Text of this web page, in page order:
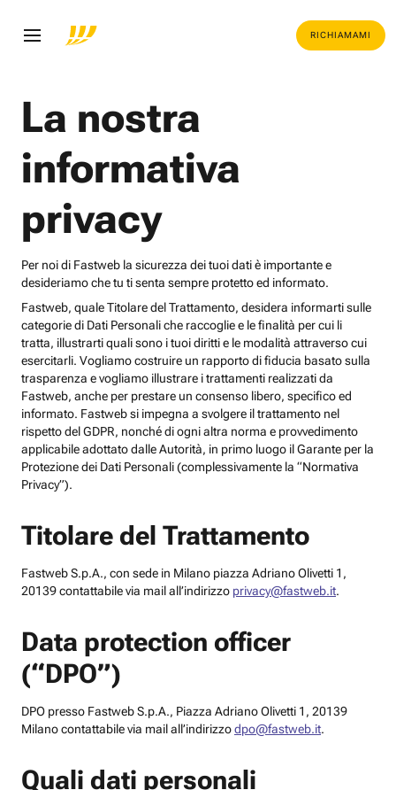
RICHIAMAMI
La nostra
informativa
privacy
Per noi di Fastweb la sicurezza dei tuoi dati è importante e
desideriamo che tu ti senta sempre protetto ed informato.
Fastweb, quale Titolare del Trattamento, desidera informarti sulle
categorie di Dati Personali che raccoglie e le finalità per cui li
tratta, illustrarti quali sono i tuoi diritti e le modalità attraverso cui
esercitarli. Vogliamo costruire un rapporto di fiducia basato sulla
trasparenza e vogliamo illustrare i trattamenti realizzati da
Fastweb, anche per prestare un consenso libero, specifico ed
informato. Fastweb si impegna a svolgere il trattamento nel
rispetto del GDPR, nonché di ogni altra norma e provvedimento
applicabile adottato dalle Autorità, in primo luogo il Garante per la
Protezione dei Dati Personali (complessivamente la “Normativa
Privacy”).
Titolare del Trattamento
Fastweb S.p.A., con sede in Milano piazza Adriano Olivetti 1,
20139 contattabile via mail all’indirizzo privacy@fastweb.it.
Data protection officer
(“DPO”)
DPO presso Fastweb S.p.A., Piazza Adriano Olivetti 1, 20139
Milano contattabile via mail all’indirizzodpo@fastweb.it.
Quali dati personali